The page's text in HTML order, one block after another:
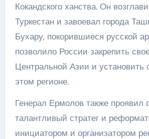
Кокандского ханства. Он
Туркестан и завоевал города
Бухару, покорившиеся русской
позволило России закрепить
Центральной Азии и установить
этом регионе.
Генерал Ермолов также проявил
талантливый стратег и
инициатором и организатором